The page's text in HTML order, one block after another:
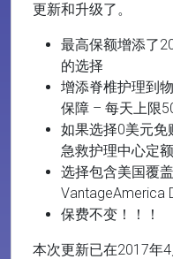
更新和升级了。
最高保额增添了
的选择
增添脊椎护理到
保障 – 每天上限
如果选择0美元免
急救护理中心定
选择包含美国覆
VantageAmerica
保费不变！！！
本次更新已在2017年